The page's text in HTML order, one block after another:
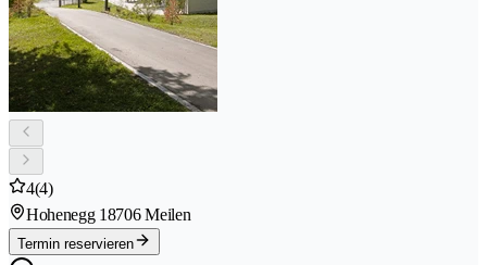
4(4)
Hohenegg 18706 Meilen
Termin reservieren